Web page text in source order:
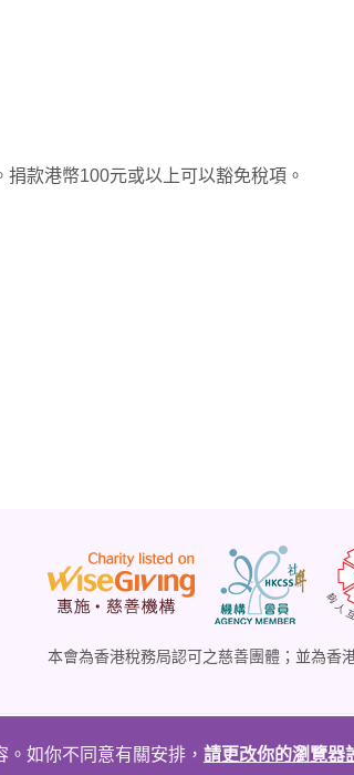
如你不同意有關安排， 請更改你的瀏覽器
款港幣100元或以上可以豁免稅項。
本會為香港稅務局認可之慈善團體；並為香